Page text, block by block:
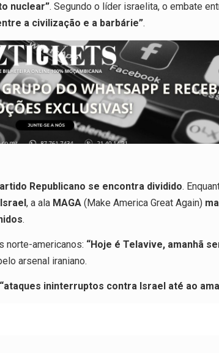
nuclear”. Segundo o líder israelita, o embate
a civilização e a barbárie”.
Republicano se encontra dividido.
, a ala MAGA (Make America Great Again)
.
norte-americanos: “Hoje é Telavive, amanhã
arsenal iraniano.
“ataques ininterruptos contra Israel até ao